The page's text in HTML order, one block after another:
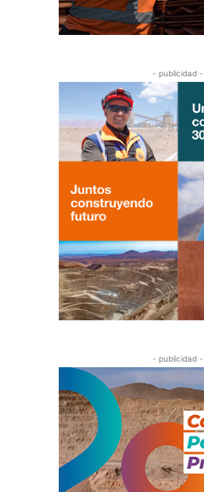
- publicidad -
- publicidad -